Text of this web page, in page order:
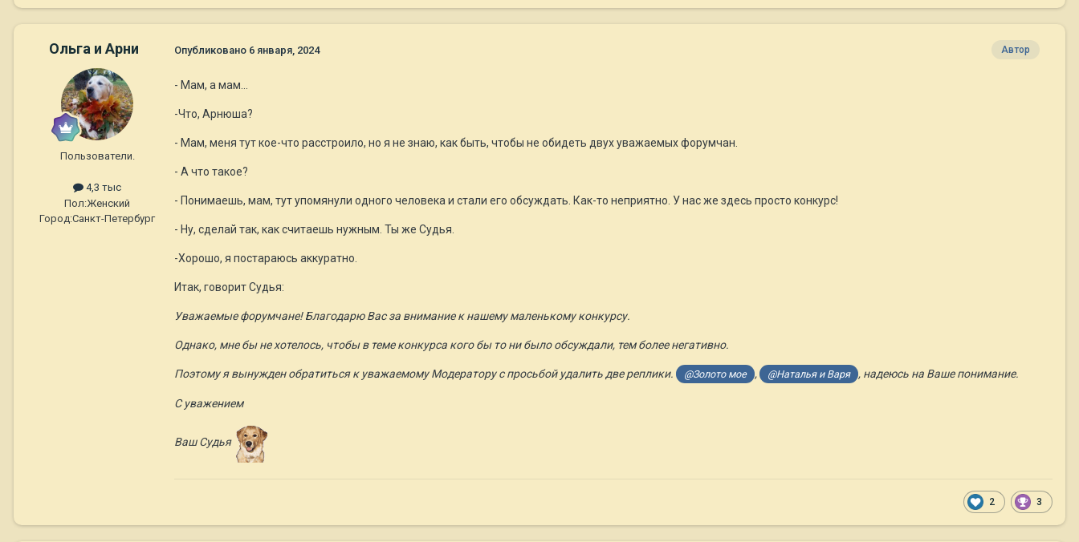
Ольга и Арни
Пользователи.
4,3 тыс
Пол:Женский
Город:Санкт-Петербург
Автор
Опубликовано 6 января, 2024
- Мам, а мам...
-Что, Арнюша?
- Мам, меня тут кое-что расстроило, но я не знаю, как быть, чтобы не обидеть двух уважаемых форумчан.
- А что такое?
- Понимаешь, мам, тут упомянули одного человека и стали его обсуждать. Как-то неприятно. У нас же здесь просто конкурс!
- Ну, сделай так, как считаешь нужным. Ты же Судья.
-Хорошо, я постараюсь аккуратно.
Итак, говорит Судья:
Уважаемые форумчане! Благодарю Вас за внимание к нашему маленькому конкурсу.
Однако, мне бы не хотелось, чтобы в теме конкурса кого бы то ни было обсуждали, тем более негативно.
Поэтому я вынужден обратиться к уважаемому Модератору с просьбой удалить две реплики. @Золото мое , @Наталья и Варя , надеюсь на Ваше понимание.
С уважением
Ваш Судья
2 3